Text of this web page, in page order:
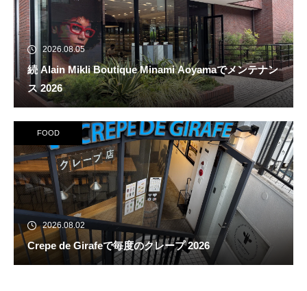
2026.08.05
続 Alain Mikli Boutique Minami Aoyamaでメンテナン
ス 2026
FOOD
2026.08.02
Crepe de Girafeで毎度のクレープ 2026